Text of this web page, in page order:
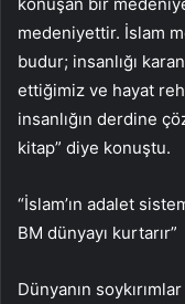
medeniyettir. İslam
budur; insanlığı
ettiğimiz ve hayat
insanlığın derdine
kitap” diye konuştu.
“İslam’ın adalet
BM dünyayı kurtarır”
Dünyanın